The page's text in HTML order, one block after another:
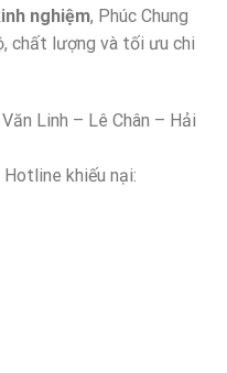
nghiệm, Phúc Chung
chất lượng và tối ưu chi
Linh – Lê Chân – Hải
Hotline khiếu nại: